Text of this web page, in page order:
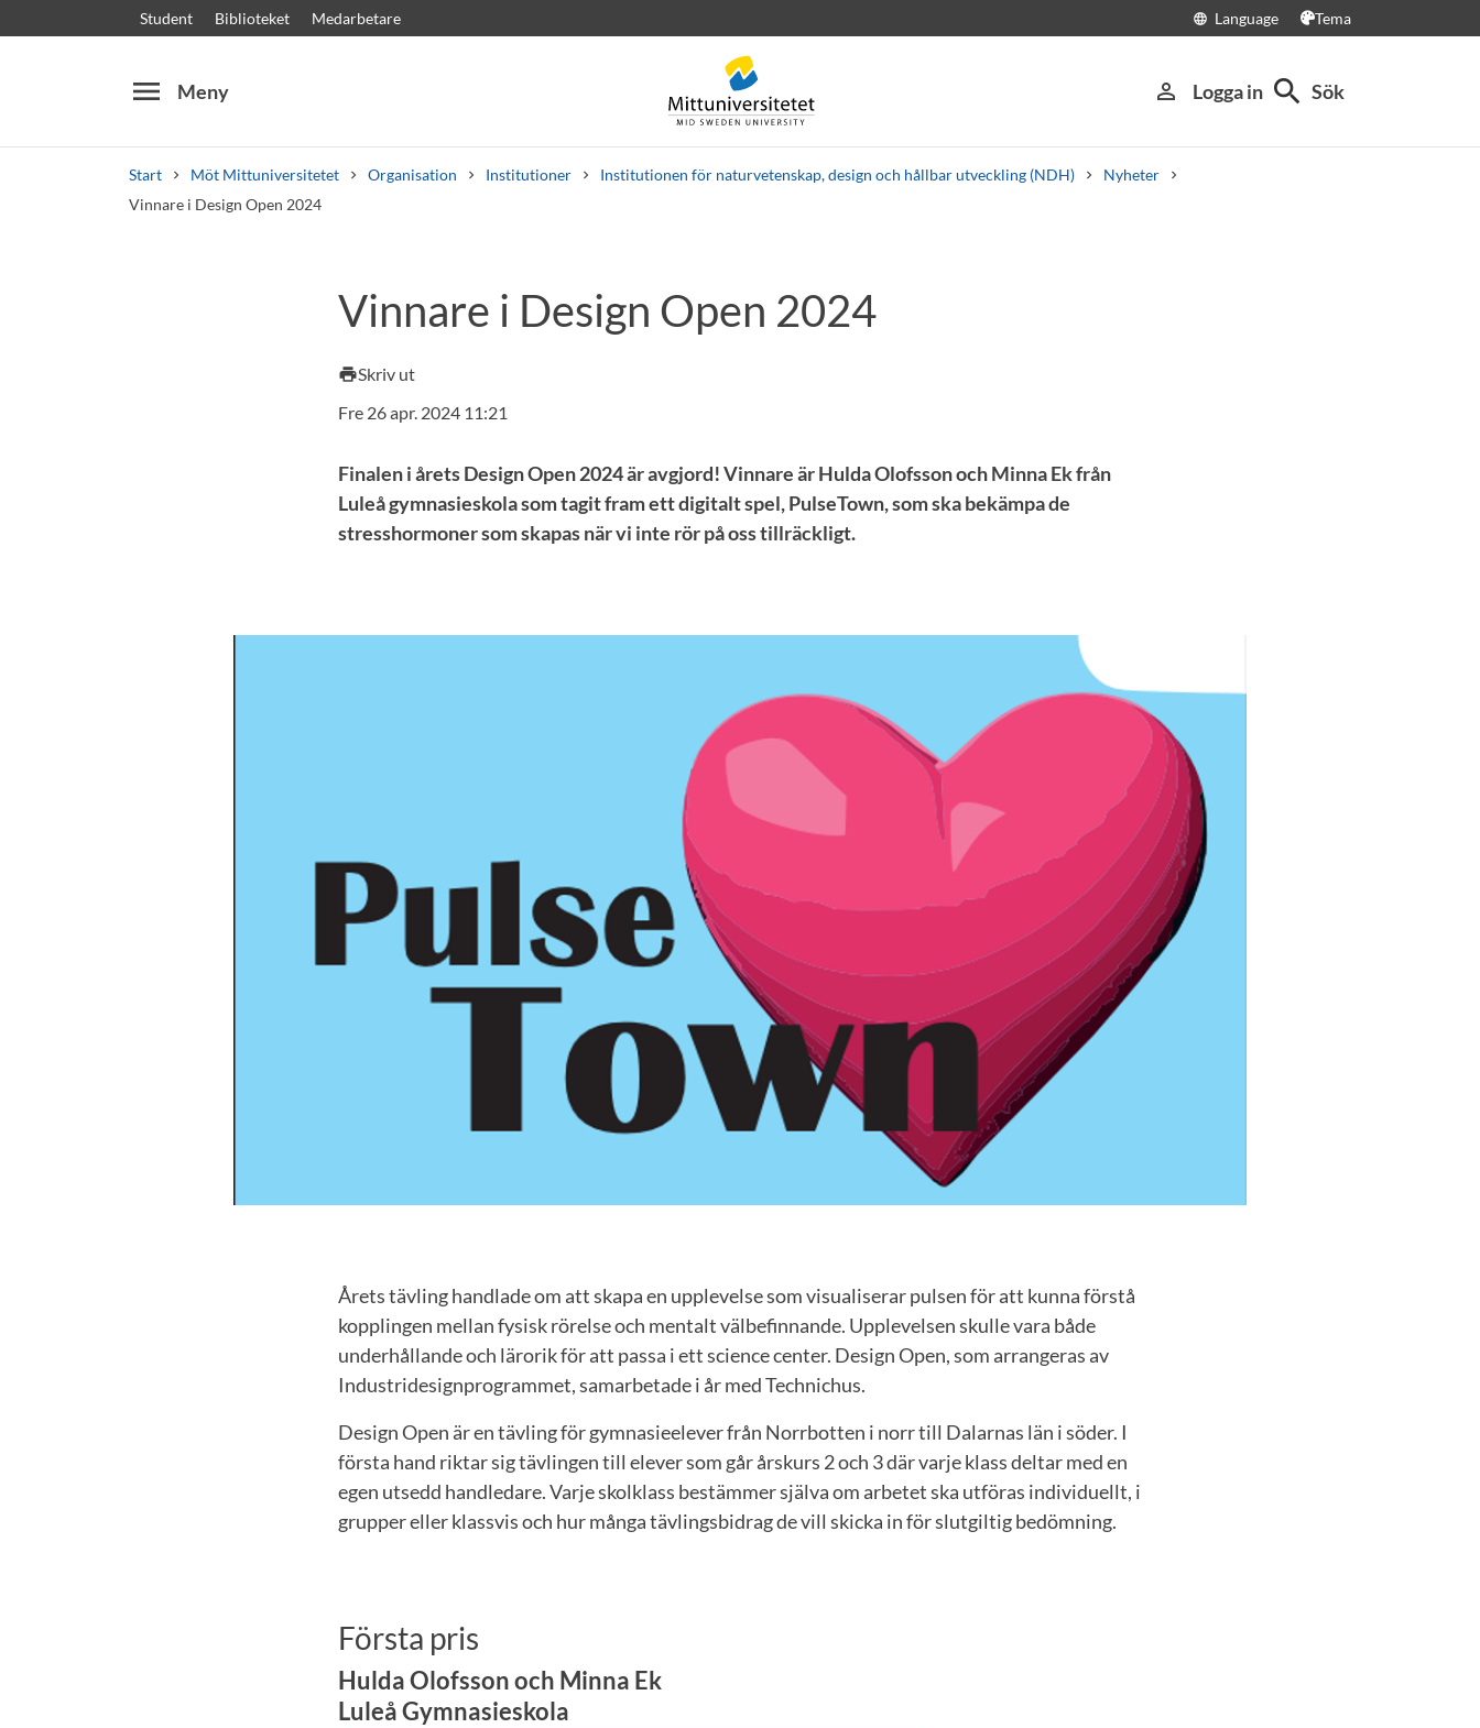
Student Biblioteket Medarbetare language Language Tema
menu Meny person_outline Logga in search Sök
Start Möt Mittuniversitetet Organisation Institutioner Institutionen för naturvetenskap, design och hållbar utveckling (NDH)
Nyheter
Vinnare i Design Open 2024
Kursplaner Välkomstbrev Personal Lediga jobb
Vinnare i Design Open 2024
printSkriv ut
Fre 26 apr. 2024 11:21
Finalen i årets Design Open 2024 är avgjord! Vinnare är Hulda Olofsson och Minna Ek från
Luleå gymnasieskola som tagit fram ett digitalt spel, PulseTown, som ska bekämpa de
stresshormoner som skapas när vi inte rör på oss tillräckligt.
Årets tävling handlade om att skapa en upplevelse som visualiserar pulsen för att kunna förstå
kopplingen mellan fysisk rörelse och mentalt välbefinnande. Upplevelsen skulle vara både
underhållande och lärorik för att passa i ett science center. Design Open, som arrangeras av
Industridesignprogrammet, samarbetade i år med Technichus.
Design Open är en tävling för gymnasieelever från Norrbotten i norr till Dalarnas län i söder. I
första hand riktar sig tävlingen till elever som går årskurs 2 och 3 där varje klass deltar med en
egen utsedd handledare. Varje skolklass bestämmer själva om arbetet ska utföras individuellt, i
grupper eller klassvis och hur många tävlingsbidrag de vill skicka in för slutgiltig bedömning.
Första pris
Hulda Olofsson och Minna Ek
Luleå Gymnasieskola